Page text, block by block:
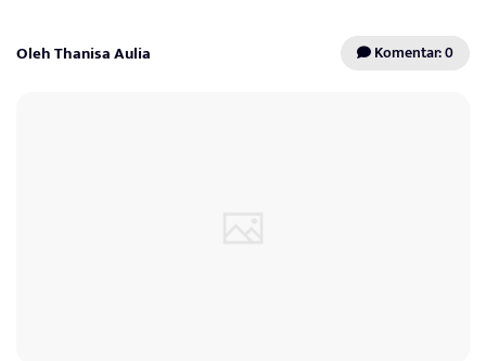
Oleh Thanisa Aulia Komentar: 0